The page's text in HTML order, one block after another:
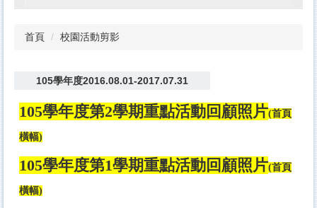
首頁 校園活動剪影
105學年度2016.08.01-2017.07.31
105學年度第2學期重點活動回顧照片(首頁
橫幅)
105學年度第1學期重點活動回顧照片(首頁
橫幅)